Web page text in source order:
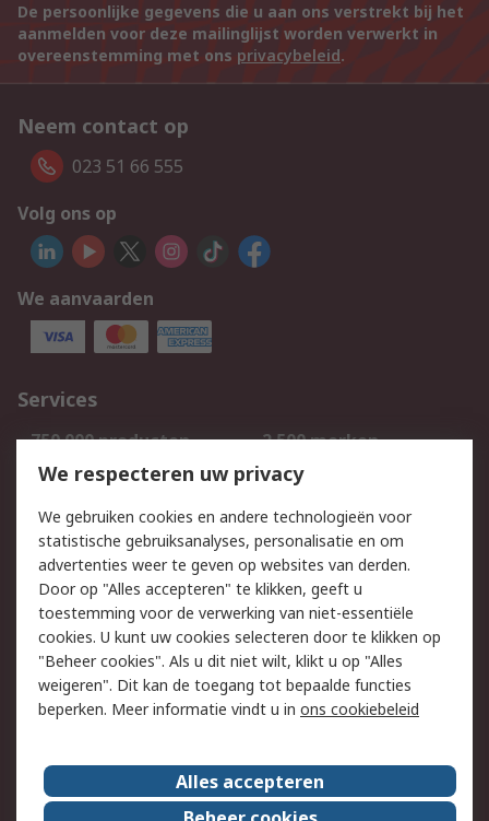
De persoonlijke gegevens die u aan ons verstrekt bij het
aanmelden voor deze mailinglijst worden verwerkt in
overeenstemming met ons privacybeleid.
Neem contact op
023 51 66 555
Volg ons op
We aanvaarden
Services
750.000 producten
2.500 merken
Bestellen
Inkoopoplossingen
Track & Trace
Wettelijk
Cookiebeleid
Email veiligheid
Privacybeleid
Websitevoorwaarden
Algemene
verkoopvoorwaarden
Over RS
RS Group Over ons
We respecteren uw privacy
We gebruiken cookies en andere technologieën voor
statistische gebruiksanalyses, personalisatie en om
advertenties weer te geven op websites van derden.
Door op "Alles accepteren" te klikken, geeft u
toestemming voor de verwerking van niet-essentiële
cookies. U kunt uw cookies selecteren door te klikken op
"Beheer cookies". Als u dit niet wilt, klikt u op "Alles
weigeren". Dit kan de toegang tot bepaalde functies
beperken. Meer informatie vindt u in ons cookiebeleid
Alles accepteren